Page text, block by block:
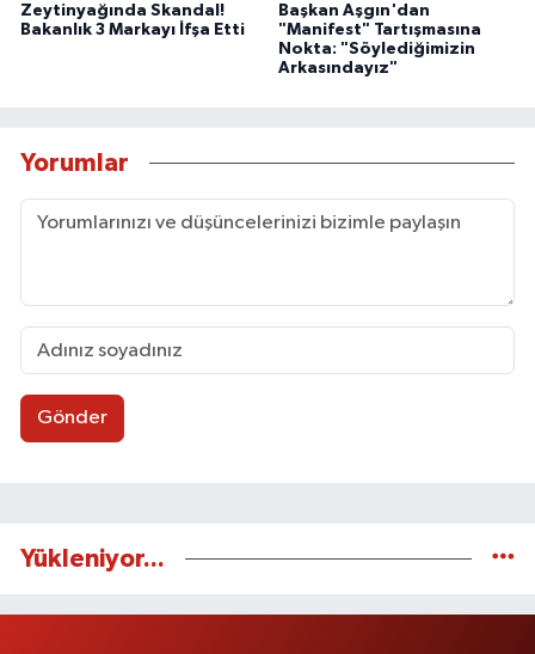
Zeytinyağında Skandal!
Bakanlık 3 Markayı İfşa Etti
Başkan Aşgın'dan
"Manifest" Tartışmasına
Nokta: "Söylediğimizin
Arkasındayız"
Yorumlar
Gönder
Yükleniyor...